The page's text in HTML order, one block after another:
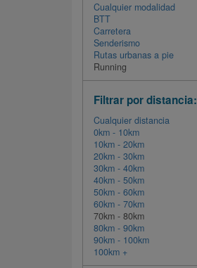
Cualquier modalidad
BTT
Carretera
Senderismo
Rutas urbanas a pie
Running
Filtrar por distancia:
Cualquier distancia
0km - 10km
10km - 20km
20km - 30km
30km - 40km
40km - 50km
50km - 60km
60km - 70km
70km - 80km
80km - 90km
90km - 100km
100km +